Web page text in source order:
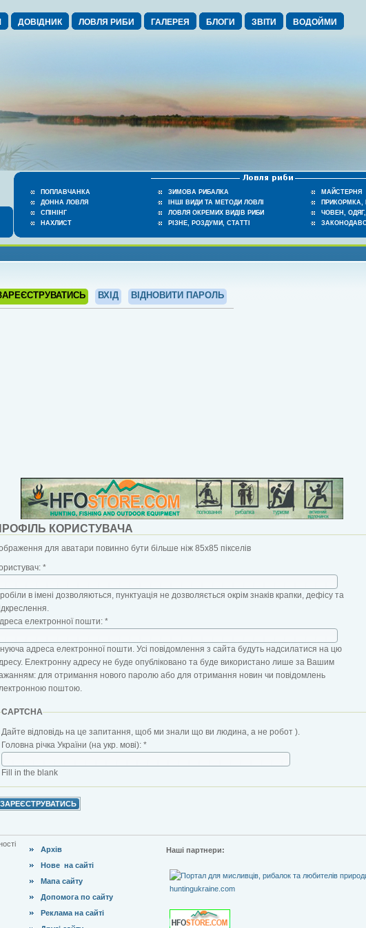
ДОВІДНИК ЛОВЛЯ РИБИ ГАЛЕРЕЯ БЛОГИ ЗВІТИ ВОДОЙМИ
ПОПЛАВЧАНКА
ДОННА ЛОВЛЯ
СПІНІНГ
НАХЛИСТ
ЗИМОВА РИБАЛКА
ІНШІ ВИДИ ТА МЕТОДИ ЛОВЛІ
ЛОВЛЯ ОКРЕМИХ ВИДІВ РИБИ
РІЗНЕ, РОЗДУМИ, СТАТТІ
МАЙСТЕРНЯ
ПРИКОРМКА,
ЧОВЕН,
ВХІД ВІДНОВИТИ ПАРОЛЬ
КОРИСТУВАЧА
для аватари повинно бути більше ніж 85x85 пікселів
*
в імені дозволяються, пунктуація не дозволяється окрім знаків крапки, дефісу та
електронної пошти: *
адреса електронної пошти. Усі повідомлення з сайта будуть надсилатися на цю
Електронну адресу не буде опубліковано та буде використано лише за Вашим
для отримання нового паролю або для отримання новин чи повідомлень
поштою.
CAPTCHA
Дайте відповідь на це запитання, щоб ми знали що ви людина, а не робот ).
Головна річка України (на укр. мові): *
Fill in the blank
Архів
Нове на сайті
Мапа сайту
Допомога по сайту
Реклама на сайті
Наші партнери: